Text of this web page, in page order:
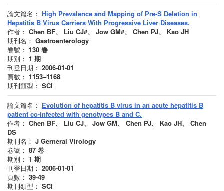
論文篇名： High Prevalence and Mapping of Pre-S Deletion in
Hepatitis B Virus Carriers With Progressive Liver Diseases.
作者： Chen BF、 Liu CJ#、 Jow GM#、 Chen PJ、 Kao JH
期刊名： Gastroenterology
卷號： 130 卷
期別： 1 期
刊登日期： 2006-01-01
頁數： 1153–1168
期刊類型： SCI
論文篇名： Evolution of hepatitis B virus in an acute hepatitis B
patient co-infected with genotypes B and C.
作者： Chen BF、 Liu CJ、 Jow GM、 Chen PJ、 Kao JH、 Chen
DS
期刊名： J Gerneral Virology
卷號： 87 卷
期別： 1 期
刊登日期： 2006-01-01
頁數： 39-49
期刊類型： SCI